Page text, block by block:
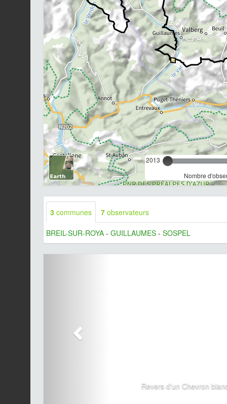
2013
Nombre
3 communes 7 observateurs
BREIL-SUR-ROYA - GUILLAUMES - SOSPEL
Revers d'un Chevron